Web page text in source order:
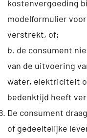
kostenvergoeding
modelformulier
verstrekt, of;
b. de consument
van de uitvoering
water, elektriciteit
bedenktijd heeft
De consument
of gedeeltelijke